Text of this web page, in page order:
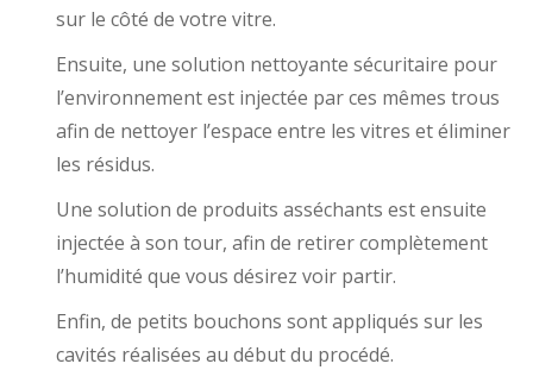
sur le côté de votre vitre.
Ensuite, une solution nettoyante sécuritaire pour
l’environnement est injectée par ces mêmes trous
afin de nettoyer l’espace entre les vitres et éliminer
les résidus.
Une solution de produits asséchants est ensuite
injectée à son tour, afin de retirer complètement
l’humidité que vous désirez voir partir.
Enfin, de petits bouchons sont appliqués sur les
cavités réalisées au début du procédé.